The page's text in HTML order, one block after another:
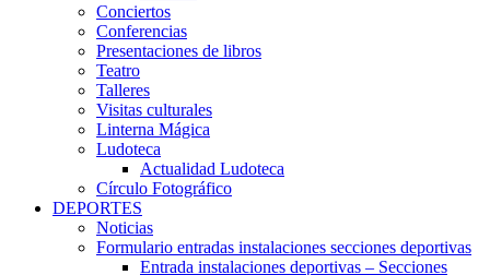
Conciertos
Conferencias
Presentaciones de libros
Teatro
Talleres
Visitas culturales
Linterna Mágica
Ludoteca
Actualidad Ludoteca
Círculo Fotográfico
DEPORTES
Noticias
Formulario entradas instalaciones secciones deportivas
Entrada instalaciones deportivas – Secciones